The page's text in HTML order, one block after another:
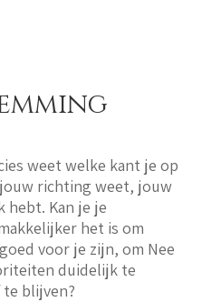
weet welke kant je op
richting weet, jouw
hebt. Kan je je
het is om
voor je zijn, om Nee
duidelijk te
blijven?